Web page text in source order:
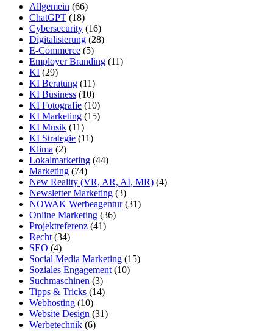
Allgemein (66)
ChatGPT (18)
Cybersecurity (16)
Digitalisierung (28)
E-Commerce (5)
Employer Branding (11)
KI (29)
KI Beratung (11)
KI Business (10)
KI Fotografie (10)
KI Marketing (15)
KI Musik (11)
KI Strategie (11)
Klima (2)
Lokalmarketing (44)
Marketing (74)
New Reality (VR, AR, AI, MR) (4)
Newsletter Marketing (3)
NOWAK Werbeagentur(31)
Online Marketing (36)
Projektreferenz (41)
Recht (34)
SEO (4)
Social Media Marketing (15)
Soziales Engagement (10)
Suchmaschinen (3)
Tipps & Tricks (14)
Webhosting (10)
Website Design (31)
Werbetechnik (6)